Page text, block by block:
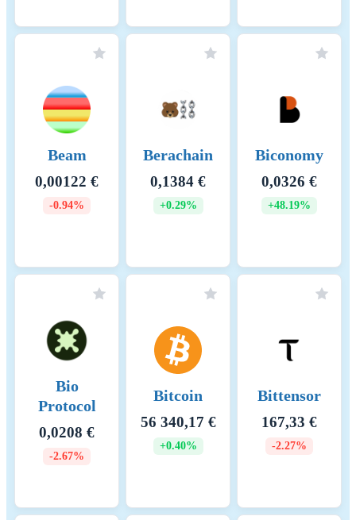
Beam
0,00122 €
-0.94%
Berachain
0,1384 €
+0.29%
Biconomy
0,0326 €
+48.19%
Bio
Protocol
0,0208 €
-2.67%
Bitcoin
56 340,17 €
+0.40%
Bittensor
167,33 €
-2.27%